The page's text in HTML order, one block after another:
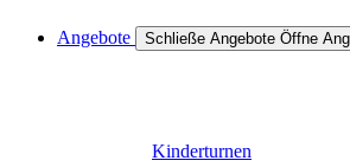
Angebote Schließe Angebote Öffne
Kinderturnen